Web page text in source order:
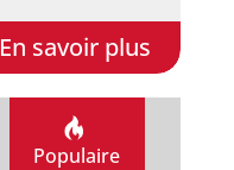
En savoir plus
Populaire